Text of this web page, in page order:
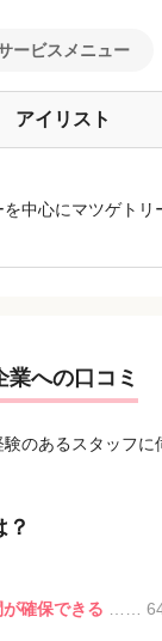
ービスメニュー
アイリスト
中心にマツゲトリ
業への口コミ
のあるスタッフに
？
確保できる ……